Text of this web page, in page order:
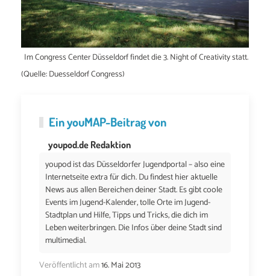
Im Congress Center Düsseldorf findet die 3. Night of Creativity statt.
(Quelle: Duesseldorf Congress)
EinyouMAP-Beitrag von
youpod.de Redaktion
youpod ist das Düsseldorfer Jugendportal – also eine
Internetseite extra für dich. Du findest hier aktuelle
News aus allen Bereichen deiner Stadt. Es gibt coole
Events im Jugend-Kalender, tolle Orte im Jugend-
Stadtplan und Hilfe, Tipps und Tricks, die dich im
Leben weiterbringen. Die Infos über deine Stadt sind
multimedial.
Veröffentlicht am16. Mai 2013